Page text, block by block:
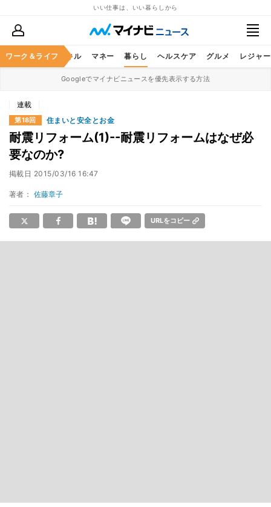
いい仕事は、いい暮らしから
ワーク＆ライフ
ア ビジネススキル マネー 暮らし ヘルスケア グルメ レジャー
Googleでマイナビニュースを優先表示する方法
連載
第18回 住まいと安全とお金
耐震リフォーム(1)--耐震リフォームはなぜ必
要なのか?
掲載日 2015/03/16 16:47
著者： 佐藤章子
URLをコピー